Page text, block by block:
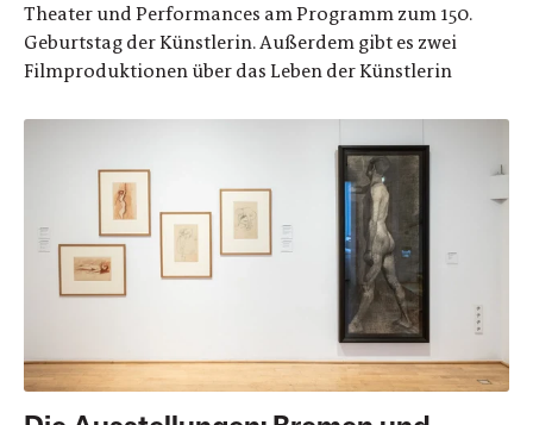
Theater und Performances am Programm zum 150.
Geburtstag der Künstlerin. Außerdem gibt es zwei
Filmproduktionen über das Leben der Künstlerin